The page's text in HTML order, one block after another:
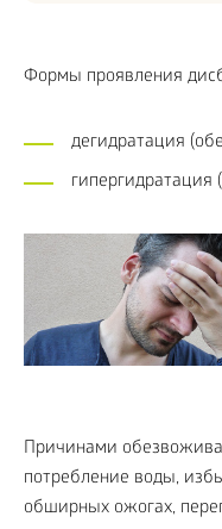
Формы проявления
дегидратация
гипергидратация
Причинами
потребление воды,
обширных ожогах,